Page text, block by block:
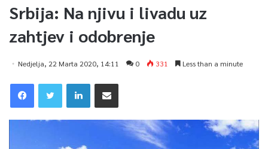
Srbija: Na njivu i livadu uz
zahtjev i odobrenje
Nedjelja, 22 Marta 2020, 14:11 0 331 Less than a minute